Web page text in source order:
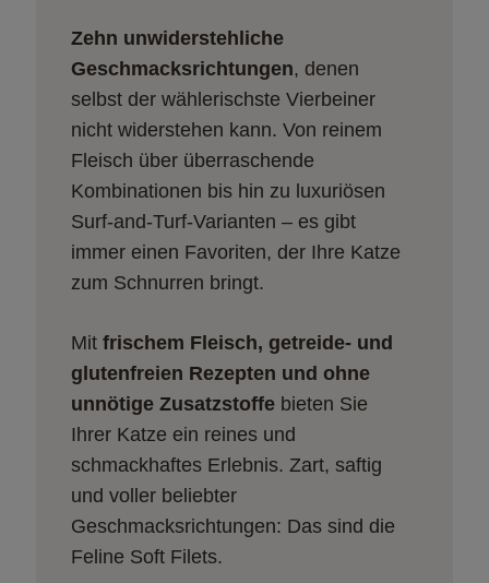
Zehn unwiderstehliche
Geschmacksrichtungen, denen
selbst der wählerischste Vierbeiner
nicht widerstehen kann. Von reinem
Fleisch über überraschende
Kombinationen bis hin zu luxuriösen
Surf-and-Turf-Varianten – es gibt
immer einen Favoriten, der Ihre Katze
zum Schnurren bringt.
Mit frischem Fleisch, getreide- und
glutenfreien Rezepten und ohne
unnötige Zusatzstoffe bieten Sie
Ihrer Katze ein reines und
schmackhaftes Erlebnis. Zart, saftig
und voller beliebter
Geschmacksrichtungen: Das sind die
Feline Soft Filets.